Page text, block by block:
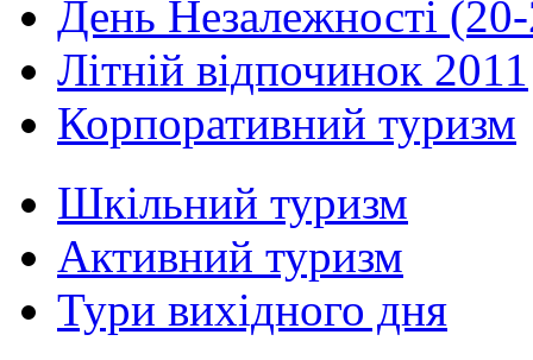
День Незалежності
Літній відпочинок 2011
Корпоративний туризм
Шкільний туризм
Активний туризм
Тури вихідного дня